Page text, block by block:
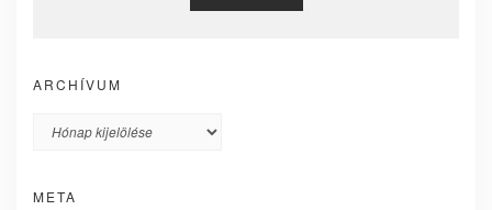
ARCHÍVUM
Archívum
META